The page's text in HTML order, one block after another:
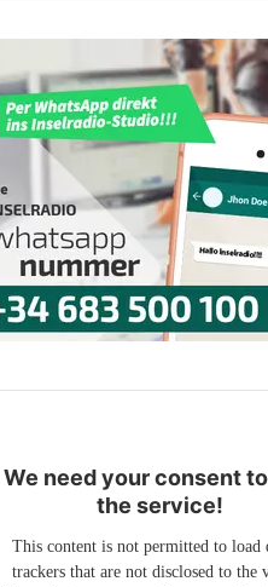
We need your consent
the service!
This content is not permitted to load
trackers that are not disclosed to the